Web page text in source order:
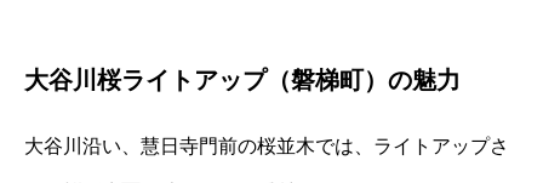
大谷川桜ライトアップ（磐梯町）の魅力
大谷川沿い、慧日寺門前の桜並木では、ライトアップさ